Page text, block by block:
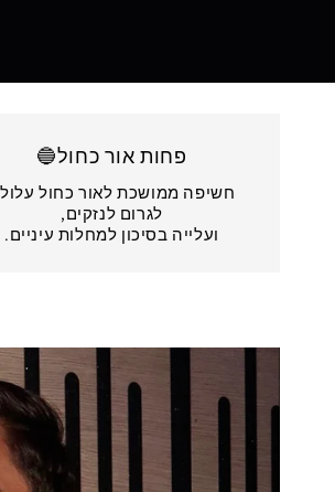
פחות אור כחול🔵
חשיפה ממושכת לאור כחול
לגרום לנזקים,
ועלייה בסיכון למחלות עיניים.